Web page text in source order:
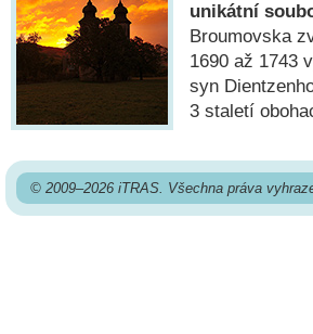
unikátní
Broumovska
1690 až 1743
syn
3 staletí
© 2009–2026 iTRAS. Všechna práva